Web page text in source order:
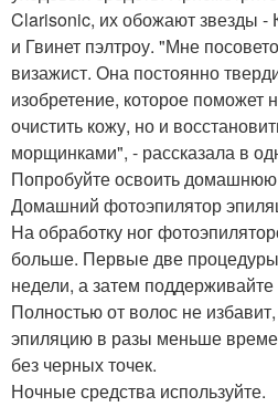
Clarisonic, их обожают звезды -
и Гвинет пэлтроу. "Мне
визажист. Она постоянно
изобретение, которое поможет
очистить кожу, но и
морщинками", - рассказала в
Попробуйте освоить
Домашний фотоэпилятор
На обработку ног
больше. Первые две
недели, а затем поддерживайте
Полностью от волос не
эпиляцию в разы меньше
без черных точек.
Ночные средства используйте.